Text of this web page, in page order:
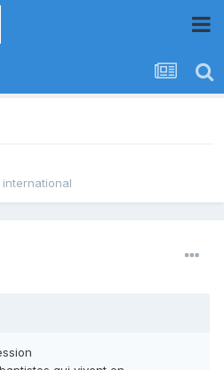
international